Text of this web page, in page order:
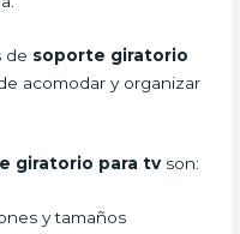
de soporte giratorio
acomodar y organizar
giratorio para tv son:
y tamaños